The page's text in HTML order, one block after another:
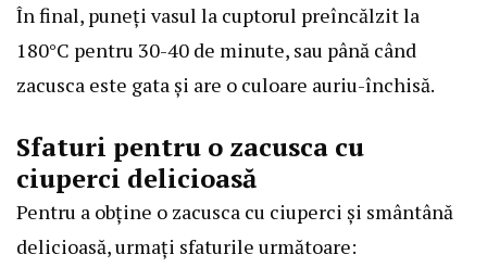
În final, puneți vasul la cuptorul preîncălzit la
180°C pentru 30-40 de minute, sau până când
zacusca este gata și are o culoare auriu-închisă.
Sfaturi pentru o zacusca cu
ciuperci delicioasă
Pentru a obține o zacusca cu ciuperci și smântână
delicioasă, urmați sfaturile următoare: